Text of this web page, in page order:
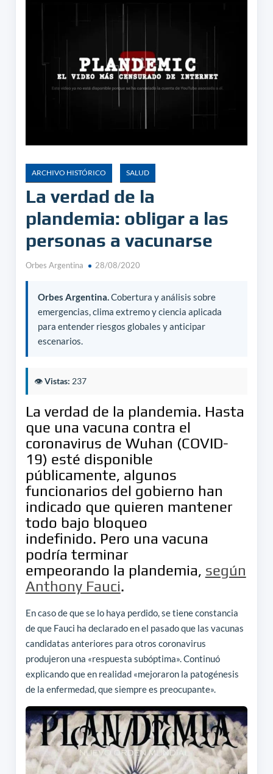
ARCHIVO HISTÓRICO SALUD
La verdad de la
plandemia: obligar a las
personas a vacunarse
Orbes Argentina 28/08/2020
Orbes Argentina.Cobertura y análisis sobre
emergencias, clima extremo y ciencia aplicada
para entender riesgos globales y anticipar
escenarios.
👁️Vistas: 237
La verdad de la plandemia. Hasta
que una vacuna contra el
coronavirus de Wuhan (COVID-
19) esté disponible
públicamente, algunos
funcionarios del gobierno han
indicado que quieren mantener
todo bajo bloqueo
indefinido. Pero una vacuna
podría terminar
empeorando la plandemia, según
Anthony Fauci.
En caso de que se lo haya perdido, se tiene constancia
de que Fauci ha declarado en el pasado que las vacunas
candidatas anteriores para otros coronavirus
produjeron una «respuesta subóptima». Continuó
explicando que en realidad «mejoraron la patogénesis
de la enfermedad, que siempre es preocupante».